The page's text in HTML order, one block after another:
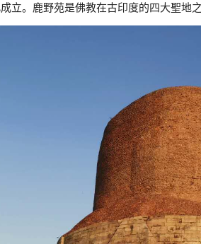
立。鹿野苑是佛教在古印度的四大聖地之